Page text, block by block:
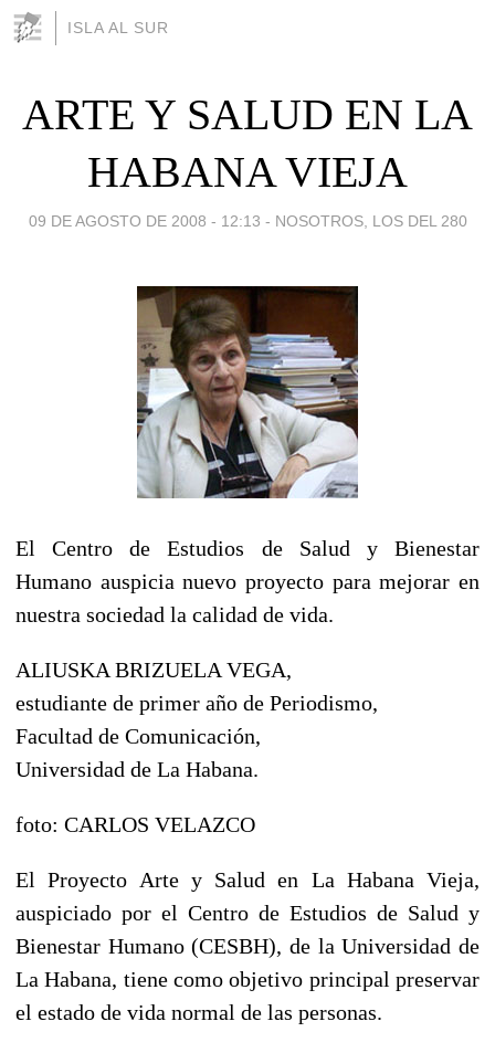
ISLA AL SUR
ARTE Y SALUD EN LA
HABANA VIEJA
09 DE AGOSTO DE 2008 - 12:13 - NOSOTROS, LOS DEL 280
El Centro de Estudios de Salud y Bienestar
Humano auspicia nuevo proyecto para mejorar en
nuestra sociedad la calidad de vida.
ALIUSKA BRIZUELA VEGA,
estudiante de primer año de Periodismo,
Facultad de Comunicación,
Universidad de La Habana.
foto: CARLOS VELAZCO
El Proyecto Arte y Salud en La Habana Vieja,
auspiciado por el Centro de Estudios de Salud y
Bienestar Humano (CESBH), de la Universidad de
La Habana, tiene como objetivo principal preservar
el estado de vida normal de las personas.